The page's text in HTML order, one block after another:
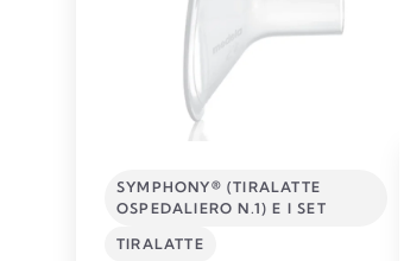
SYMPHONY® (TIRALATTE
OSPEDALIERO N.1) E I SET
TIRALATTE